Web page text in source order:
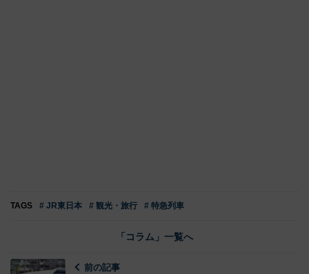
TAGS # JR東日本 # 観光・旅行 # 特急列車
「コラム」一覧へ
前の記事